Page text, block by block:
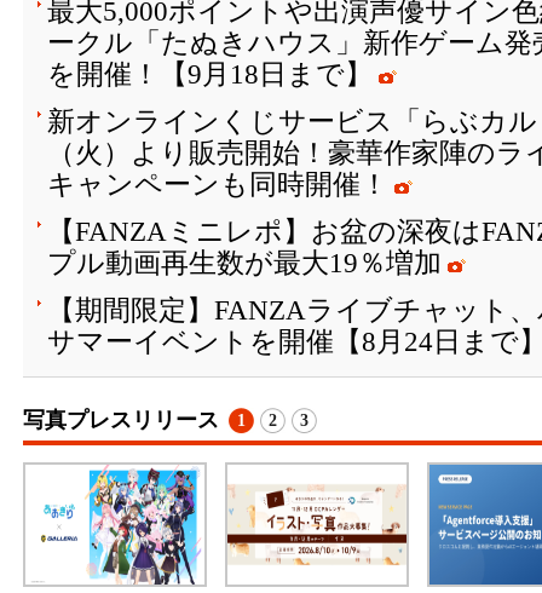
最大5,000ポイントや出演声優サイン
ークル「たぬきハウス」新作ゲーム
を開催！【9月18日まで】
新オンラインくじサービス「らぶカ
（火）より販売開始！豪華作家陣の
キャンペーンも同時開催！
【FANZAミニレポ】お盆の深夜は
プル動画再生数が最大19％増加
【期間限定】FANZAライブチャット
サマーイベントを開催【8月24日まで
写真プレスリリース 1 2 3